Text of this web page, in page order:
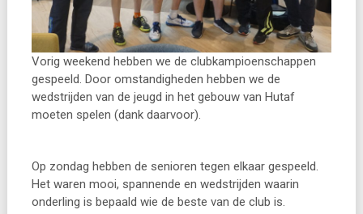
Vorig weekend hebben we de clubkampioenschappen
gespeeld. Door omstandigheden hebben we de
wedstrijden van de jeugd in het gebouw van Hutaf
moeten spelen (dank daarvoor).
Op zondag hebben de senioren tegen elkaar gespeeld.
Het waren mooi, spannende en wedstrijden waarin
onderling is bepaald wie de beste van de club is.